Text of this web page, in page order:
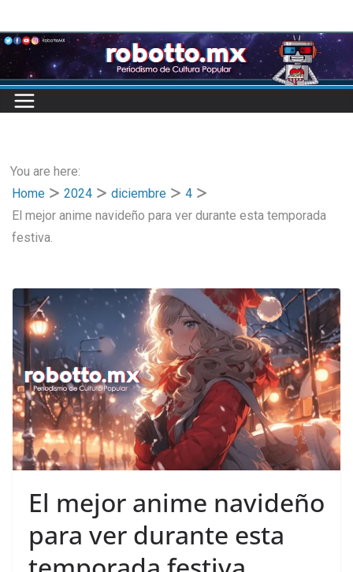
to
content
You are here:
Home
2024 diciembre
4
El mejor anime navideño para ver durante esta temporada
festiva.
El mejor anime navideño
para ver durante esta